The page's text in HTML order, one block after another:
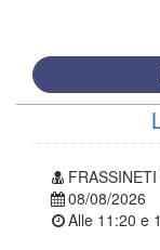
08/08/2026
Alle 11:20 e